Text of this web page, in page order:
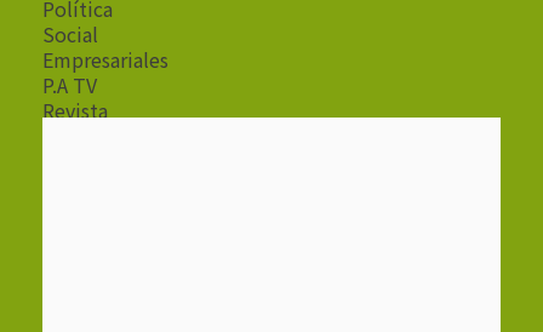
Política
Social
Empresariales
P.A TV
Revista